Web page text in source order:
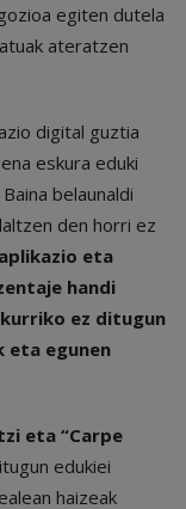
egiten dutela
ateratzen
digital guztia
eskura eduki
belaunaldi
den horri ez
eta
handi
ez ditugun
eta egunen
eta “Carpe
edukiei
haizeak